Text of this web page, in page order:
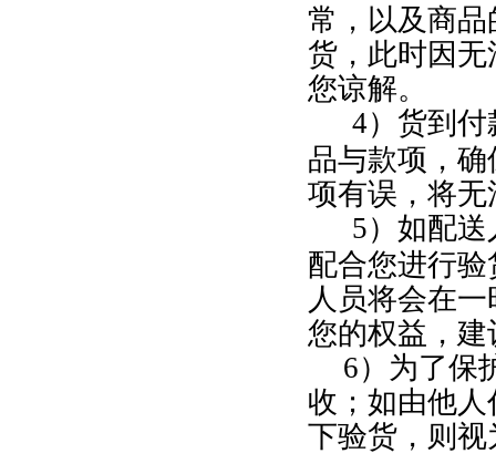
常，以及商
货，此时因
您谅解。
4）货到
品与款项，
项有误，将
5）如配
配合您进行
人员将会在
您的权益，
6）为了保
收；如由他
下验货，则